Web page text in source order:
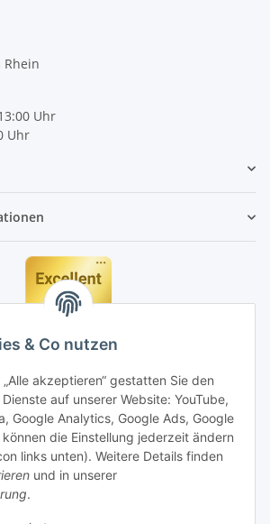
& Co nutzen
akzeptieren“ gestatten Sie den
auf unserer Website: YouTube,
Google Analytics, Google Ads, Google
die Einstellung jederzeit ändern
links unten). Weitere Details finden
und in unserer
.
Rhein
Uhr
Uhr